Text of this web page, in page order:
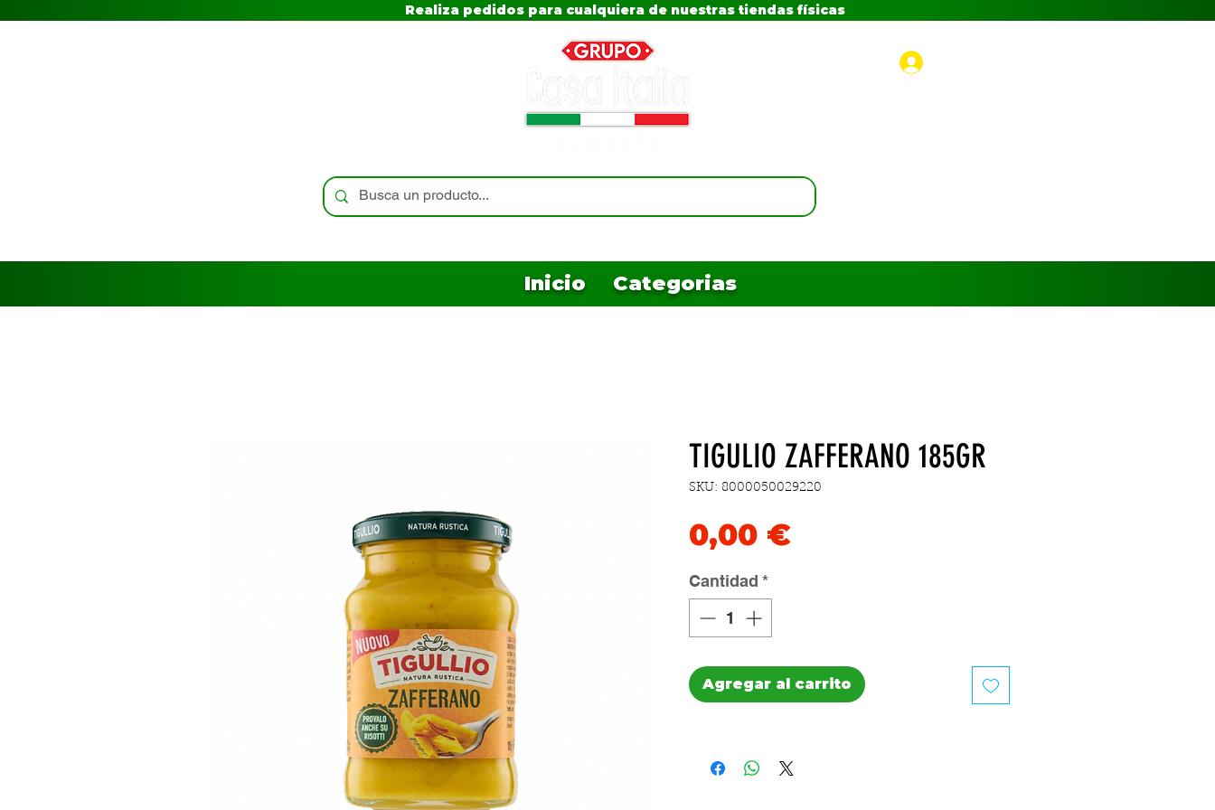
Realiza pedidos para cualquiera de nuestras tiendas físicas
Inicio Categorias
TIGULIO ZAFFERANO 185GR
SKU: 8000050029220
0,00 €Precio
Cantidad *
Agregar al carrito